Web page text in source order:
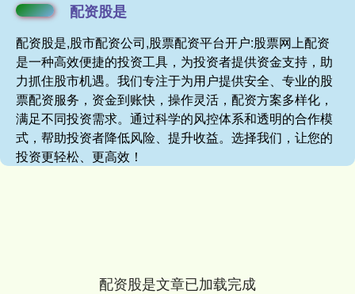
配资股是
配资股是,股市配资公司,股票配资平台开户:股票网上配资
是一种高效便捷的投资工具，为投资者提供资金支持，助
力抓住股市机遇。我们专注于为用户提供安全、专业的股
票配资服务，资金到账快，操作灵活，配资方案多样化，
满足不同投资需求。通过科学的风控体系和透明的合作模
式，帮助投资者降低风险、提升收益。选择我们，让您的
投资更轻松、更高效！
配资股是文章已加载完成